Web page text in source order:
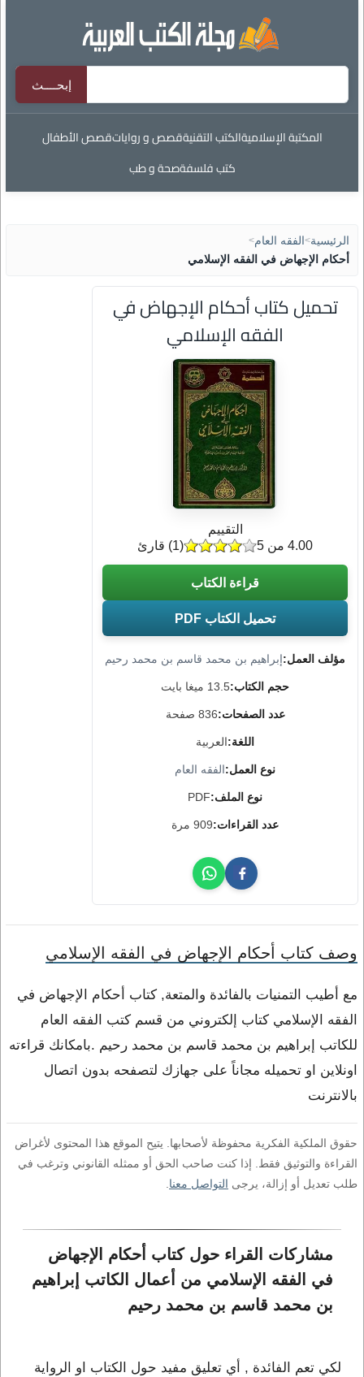
المكتبة الإسلاميةالكتب التقنيةقصص و رواياتقصص الأطفال
كتب فلسفةصحة و طب
الرئيسية> الفقه العام>
أحكام الإجهاض في الفقه الإسلامي
تحميل كتاب أحكام الإجهاض في
الفقه الإسلامي
مؤلف العمل:إبراهيم بن محمد قاسم بن محمد رحيم
حجم الكتاب:13.5 ميغا بايت
عدد الصفحات:836 صفحة
اللغة:العربية
نوع العمل:الفقه العام
نوع الملف:PDF
عدد القراءات:909 مرة
التقييم
(
1) قارئ 4.00 من 5
قراءة الكتاب
تحميل الكتاب PDF
وصف كتاب أحكام الإجهاض في الفقه الإسلامي
مع أطيب التمنيات بالفائدة والمتعة, كتاب أحكام الإجهاض في
الفقه الإسلامي كتاب إلكتروني من قسم كتب الفقه العام
للكاتب إبراهيم بن محمد قاسم بن محمد رحيم .بامكانك قراءته
اونلاين او تحميله مجاناً على جهازك لتصفحه بدون اتصال
بالانترنت
حقوق الملكية الفكرية محفوظة لأصحابها. يتيح الموقع هذا المحتوى لأغراض
القراءة والتوثيق فقط. إذا كنت صاحب الحق أو ممثله القانوني وترغب في
طلب تعديل أو إزالة، يرجى التواصل معنا
مشاركات القراء حول كتاب أحكام الإجهاض
في الفقه الإسلامي من أعمال الكاتب إبراهيم
بن محمد قاسم بن محمد رحيم
لكي تعم الفائدة , أي تعليق مفيد حول الكتاب او الرواية